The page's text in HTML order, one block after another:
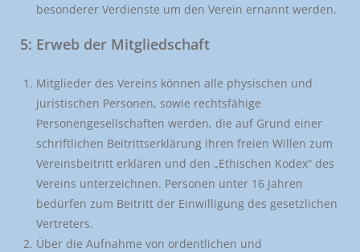
besonderer Verdienste um den Verein ernannt werden.
5: Erweb der Mitgliedschaft
Mitglieder des Vereins können alle physischen und
juristischen Personen, sowie rechtsfähige
Personengesellschaften werden, die auf Grund einer
schriftlichen Beitrittserklärung ihren freien Willen zum
Vereinsbeitritt erklären und den „Ethischen Kodex“ des
Vereins unterzeichnen. Personen unter 16 Jahren
bedürfen zum Beitritt der Einwilligung des gesetzlichen
Vertreters.
Über die Aufnahme von ordentlichen und